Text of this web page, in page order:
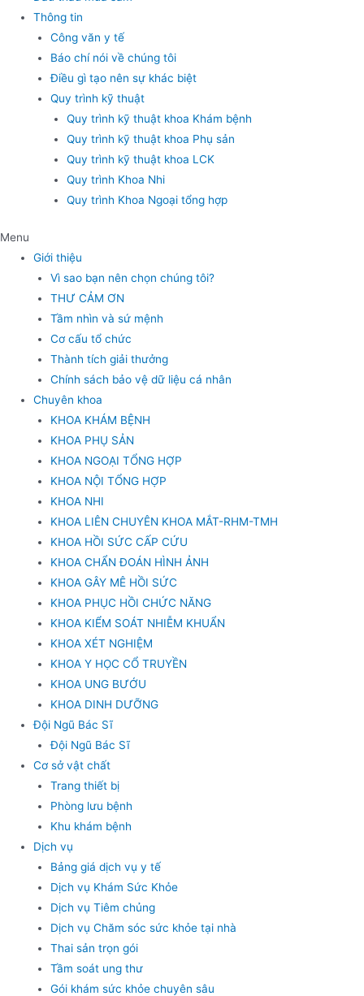
Thông tin
Công văn y tế
Báo chí nói về chúng tôi
Điều gì tạo nên sự khác biệt
Quy trình kỹ thuật
Quy trình kỹ thuật khoa Khám bệnh
Quy trình kỹ thuật khoa Phụ sản
Quy trình kỹ thuật khoa LCK
Quy trình Khoa Nhi
Quy trình Khoa Ngoại tổng hợp
Menu
Giới thiệu
Vì sao bạn nên chọn chúng tôi?
THƯ CẢM ƠN
Tầm nhìn và sứ mệnh
Cơ cấu tổ chức
Thành tích giải thưởng
Chính sách bảo vệ dữ liệu cá nhân
Chuyên khoa
KHOA KHÁM BỆNH
KHOA PHỤ SẢN
KHOA NGOẠI TỔNG HỢP
KHOA NỘI TỔNG HỢP
KHOA NHI
KHOA LIÊN CHUYÊN KHOA MẮT-RHM-TMH
KHOA HỒI SỨC CẤP CỨU
KHOA CHẨN ĐOÁN HÌNH ẢNH
KHOA GÂY MÊ HỒI SỨC
KHOA PHỤC HỒI CHỨC NĂNG
KHOA KIỂM SOÁT NHIỄM KHUẨN
KHOA XÉT NGHIỆM
KHOA Y HỌC CỔ TRUYỀN
KHOA UNG BƯỚU
KHOA DINH DƯỠNG
Đội Ngũ Bác Sĩ
Đội Ngũ Bác Sĩ
Cơ sở vật chất
Trang thiết bị
Phòng lưu bệnh
Khu khám bệnh
Dịch vụ
Bảng giá dịch vụ y tế
Dịch vụ Khám Sức Khỏe
Dịch vụ Tiêm chủng
Dịch vụ Chăm sóc sức khỏe tại nhà
Thai sản trọn gói
Tầm soát ung thư
Gói khám sức khỏe chuyên sâu